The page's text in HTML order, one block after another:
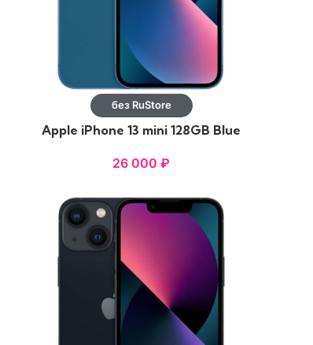
без RuStore
Apple iPhone 13 mini 128GB Blue
26 000₽